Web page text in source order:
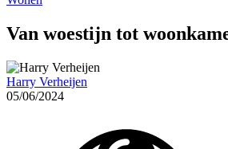
Van woestijn tot
Harry Verheijen
05/06/2024